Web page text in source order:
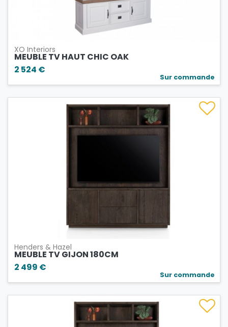
XO Interiors
MEUBLE TV HAUT CHIC OAK
2 524 €
Sur commande
Henders & Hazel
MEUBLE TV GIJON 180CM
2 499 €
Sur commande